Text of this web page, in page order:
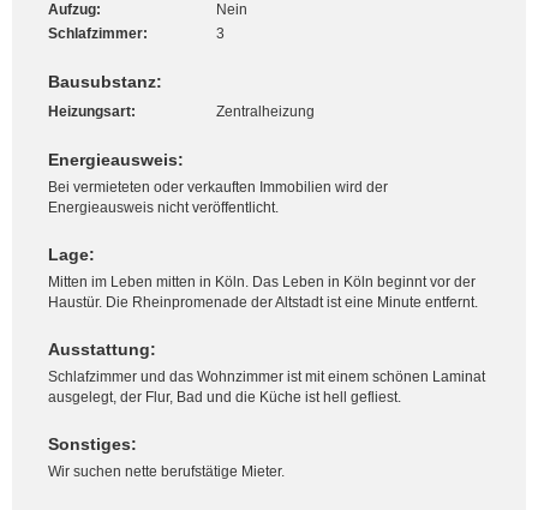
Aufzug:
Nein
Schlafzimmer:
3
Bausubstanz:
Heizungsart: Zentralheizung
Energieausweis:
Bei vermieteten oder verkauften Immobilien wird der
Energieausweis nicht veröffentlicht.
Lage:
Mitten im Leben mitten in Köln. Das Leben in Köln beginnt vor der
Haustür. Die Rheinpromenade der Altstadt ist eine Minute entfernt.
Ausstattung:
Schlafzimmer und das Wohnzimmer ist mit einem schönen Laminat
ausgelegt, der Flur, Bad und die Küche ist hell gefliest.
Sonstiges:
Wir suchen nette berufstätige Mieter.